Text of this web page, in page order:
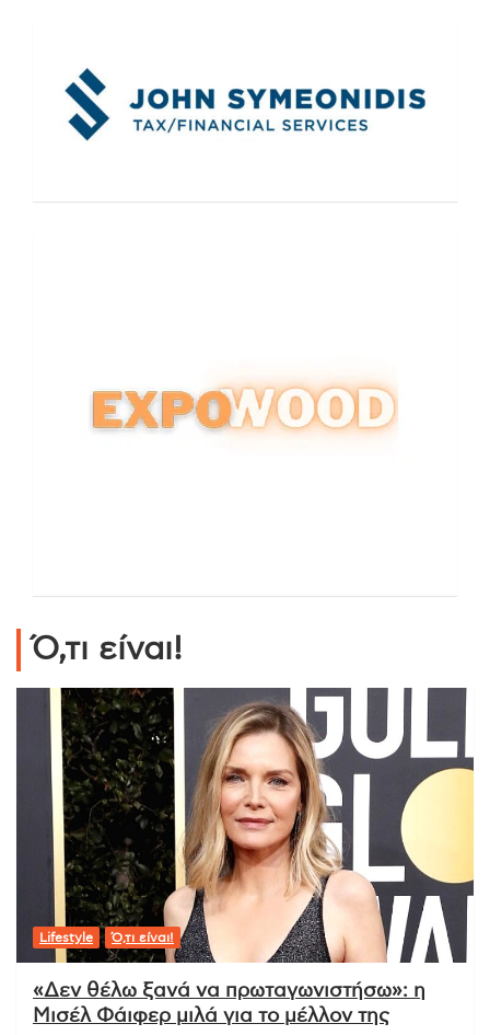
Ό,τι είναι!
Lifestyle Ό,τι είναι!
«Δεν θέλω ξανά να πρωταγωνιστήσω»: η
Μισέλ Φάιφερ μιλά για το μέλλον της